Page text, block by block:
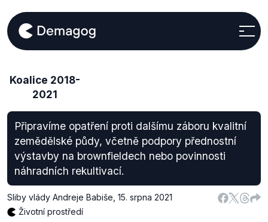
Koalice 2018-
2021
Připravíme opatření proti dalšímu záboru kvalitní
zemědělské půdy, včetně podpory přednostní
výstavby na brownfieldech nebo povinnosti
náhradních rekultivací.
Sliby vlády Andreje Babiše 15. srpna 2021
Životní prostředí